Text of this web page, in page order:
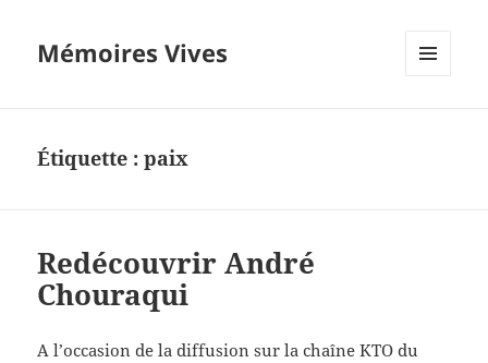
Mémoires Vives
Étiquette :paix
Redécouvrir André
Chouraqui
A l’occasion de la diffusion sur la chaîne KTO du